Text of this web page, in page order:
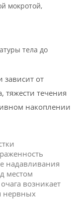
мокротой,
тела до
от
тяжести течения
накоплении
надавливания
местом
возникает
нервных